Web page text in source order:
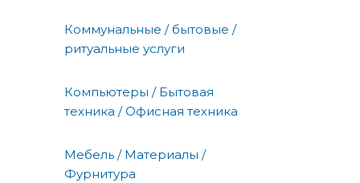
Коммунальные / бытовые /
ритуальные услуги
Компьютеры / Бытовая
техника / Офисная техника
Мебель / Материалы /
Фурнитура